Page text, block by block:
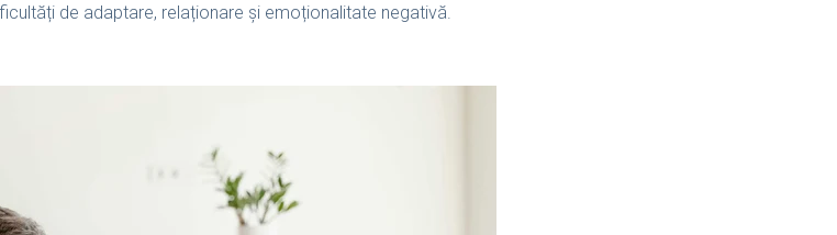
de adaptare, relaționare și emoționalitate negativă.